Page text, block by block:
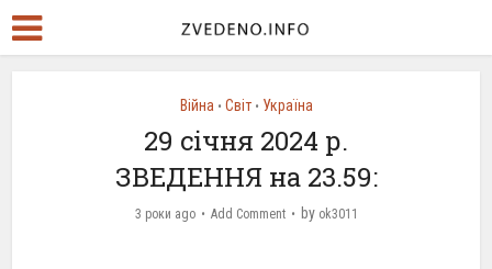
Війна • Світ • Україна
29 січня 2024 р.
ЗВЕДЕННЯ на 23.59:
3 роки ago Add Comment by ok3011